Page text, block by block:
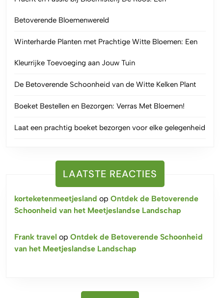
Betoverende Bloemenwereld
Winterharde Planten met Prachtige Witte Bloemen: Een
Kleurrijke Toevoeging aan Jouw Tuin
De Betoverende Schoonheid van de Witte Kelken Plant
Boeket Bestellen en Bezorgen: Verras Met Bloemen!
Laat een prachtig boeket bezorgen voor elke gelegenheid
LAATSTE REACTIES
korteketenmeetjesland op Ontdek de Betoverende
Schoonheid van het Meetjeslandse Landschap
Frank travel op Ontdek de Betoverende Schoonheid
van het Meetjeslandse Landschap